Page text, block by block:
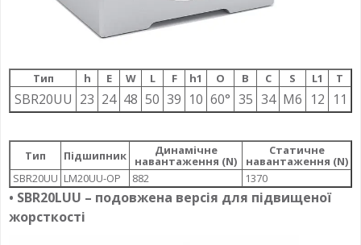
Тип h E W L F h1 О B C S L1 T
SBR20UU 23 24 48 50 39 10 60° 35 34 M6 12 11
Тип Підшипник Динамічне
навантаження (N)
Статичне
навантаження (N)
SBR20UU LM20UU-OP 882 1370
• SBR20LUU – подовжена версія для підвищеної
жорсткості